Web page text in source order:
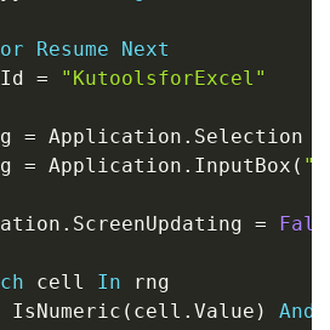
Resume
Next
= "KutoolsforExcel"
= Application . Selection
= Application . InputBox (
. ScreenUpdating =
cell In rng
IsNumeric ( cell . Value ) And